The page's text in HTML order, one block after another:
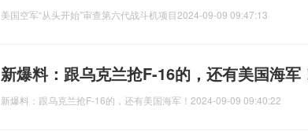
美国空军“从头开始”审查第六代战斗机项目2024-09-09 09:47:13
新爆料：跟乌克兰抢F-16的，还有美国海军
新爆料：跟乌克兰抢F-16的，还有美国海军！ 2024-09-09 09:40:22